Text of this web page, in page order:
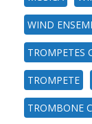
WIND
TROMPETES
TROMPETE
TROMBONE